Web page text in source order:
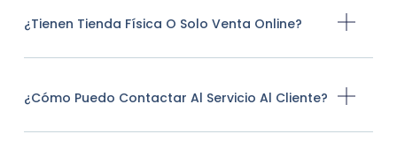
¿Tienen Tienda Física O Solo Venta Online?
¿Cómo Puedo Contactar Al Servicio Al Cliente?